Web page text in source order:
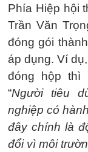
Phía Hiệp hội
Trần Văn
đóng gói
áp dụng. Ví
đóng hộp thì
“Người tiêu
nghiệp có
đây chính là
đổi vì môi